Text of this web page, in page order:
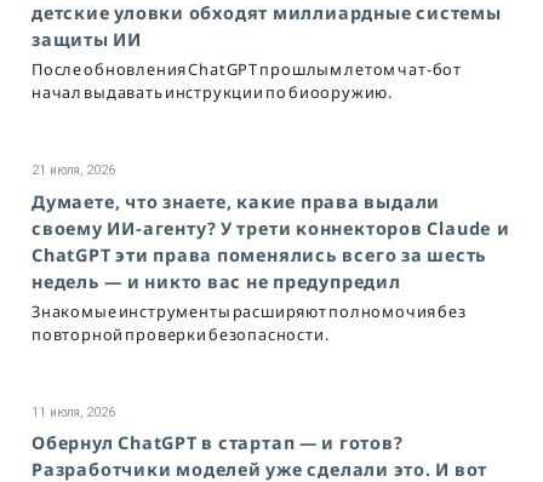
детские уловки обходят миллиардные системы
защиты ИИ
После обновления ChatGPT прошлым летом чат-бот
начал выдавать инструкции по биооружию.
21 июля, 2026
Думаете, что знаете, какие права выдали
своему ИИ-агенту? У трети коннекторов Claude и
ChatGPT эти права поменялись всего за шесть
недель — и никто вас не предупредил
Знакомые инструменты расширяют полномочия без
повторной проверки безопасности.
11 июля, 2026
Обернул ChatGPT в стартап — и готов?
Разработчики моделей уже сделали это. И вот